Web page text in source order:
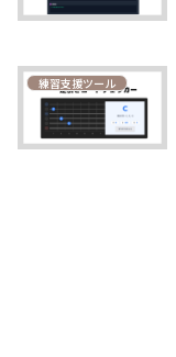
練習支援ツール